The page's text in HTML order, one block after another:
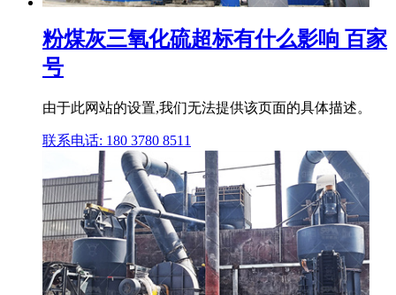
粉煤灰三氧化硫超标有什么影响 百家
号
由于此网站的设置,我们无法提供该页面的具体描述。
联系电话: 180 3780 8511